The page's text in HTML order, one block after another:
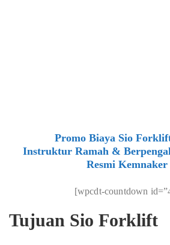
Promo Biaya Sio
Instruktur Ramah &
Resmi
[wpcdt-countdown
Tujuan Sio Forklift